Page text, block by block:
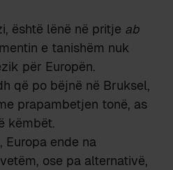
është lënë në pritje ab
e tanishëm nuk
për Europën.
që po bëjnë në Bruksel,
prapambetjen tonë, as
këmbët.
Europa ende na
ose pa alternativë,